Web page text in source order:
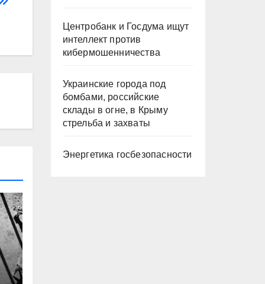
Центробанк и Госдума ищут
интеллект против
кибермошенничества
Украинские города под
бомбами, российские
склады в огне, в Крыму
стрельба и захваты
Энергетика госбезопасности